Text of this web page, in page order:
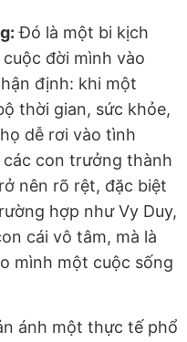
Đó là một bi kịch
đời mình vào
định: khi một
thời gian, sức khỏe,
dễ rơi vào tình
con trưởng thành
nên rõ rệt, đặc biệt
hợp như Vy Duy,
cái vô tâm, mà là
mình một cuộc sống
ánh một thực tế phổ